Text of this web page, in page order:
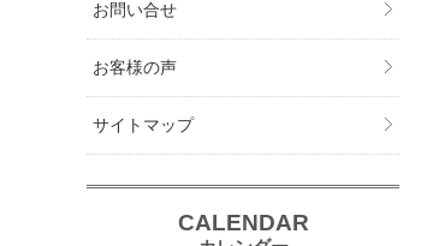
お問い合せ
お客様の声
サイトマップ